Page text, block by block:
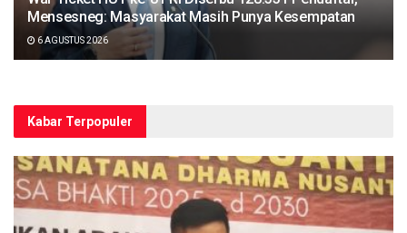
Mensesneg: Masyarakat Masih Punya Kesempatan
6 AGUSTUS 2026
Kabar Terpopuler